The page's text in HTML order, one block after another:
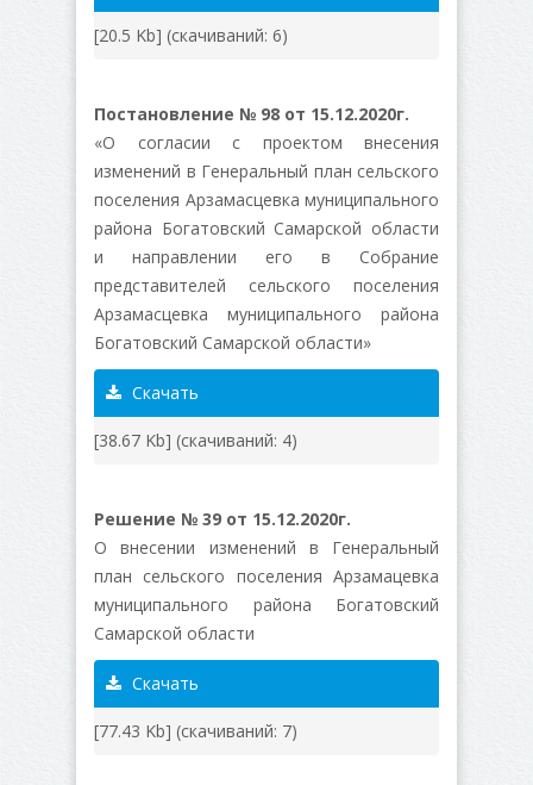
[20.5 Kb] (cкачиваний: 6)
Постановление № 98 от 15.12.2020г.
«О согласии с проектом внесения
изменений в Генеральный план сельского
поселения Арзамасцевка муниципального
района Богатовский Самарской области
и направлении его в Собрание
представителей сельского поселения
Арзамасцевка муниципального района
Богатовский Самарской области»
Скачать
[38.67 Kb] (cкачиваний: 4)
Решение № 39 от 15.12.2020г.
О внесении изменений в Генеральный
план сельского поселения Арзамацевка
муниципального района Богатовский
Самарской области
Скачать
[77.43 Kb] (cкачиваний: 7)